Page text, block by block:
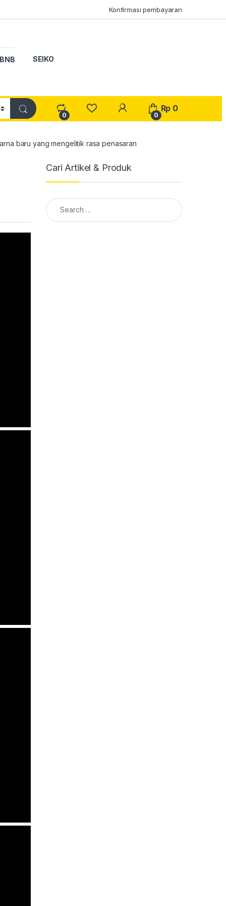
Konfirmasi pembayaran
BNB SEIKO
0
My Account
0
Rp 0
baru yang mengelitik rasa penasaran
Cari Artikel & Produk
Search for: